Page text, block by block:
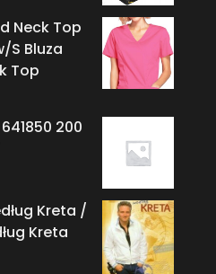
Neck Top
S Bluza
Top
200
Kreta /
Kreta